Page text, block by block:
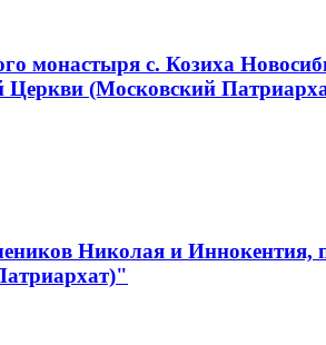
монастыря с. Козиха
Церкви (Московский
Николая и Иннокентия,